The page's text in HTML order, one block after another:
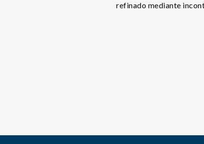
refinado mediante